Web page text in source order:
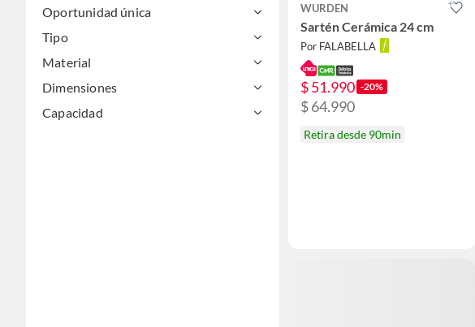
Oportunidad única
Tipo
Material
Dimensiones
Capacidad
WURDEN
Sartén Cerámica 24 cm
Por FALABELLA
$ 51.990 -20%
$ 64.990
Retira desde 90min